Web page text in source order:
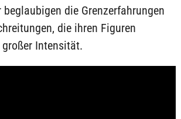
beglaubigen die Grenzerfahrungen
die ihren Figuren
Intensität.